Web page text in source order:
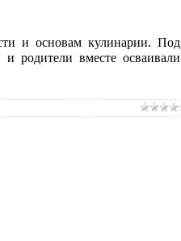
и основам кулинарии. Под
родители вместе осваивали